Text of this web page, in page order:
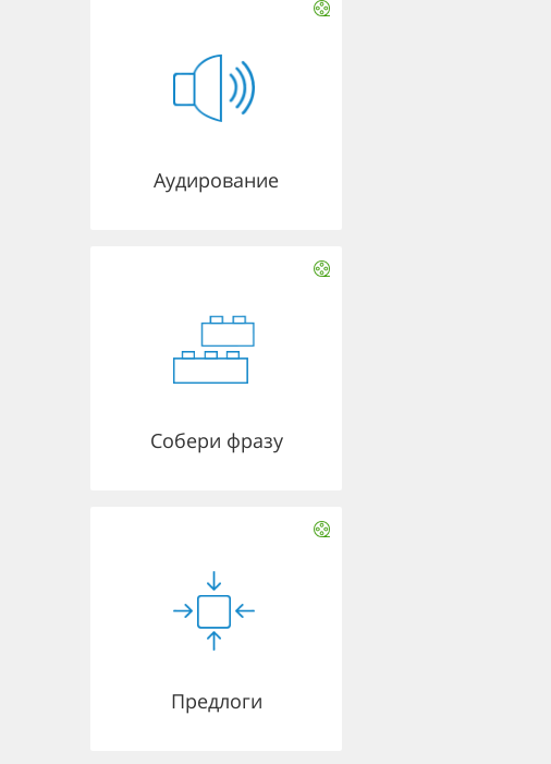
Аудирование
Собери фразу
Предлоги